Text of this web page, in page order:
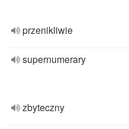
przenikliwie
supernumerary
zbyteczny